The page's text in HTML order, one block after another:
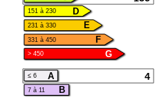
D
151 à 230
E
231 à 330
F
331 à 450
G
> 450
4
A
≤ 6
B
7 à 11